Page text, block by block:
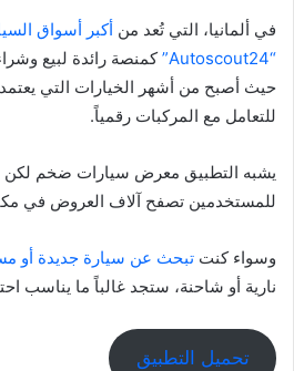
في ألمانيا، التي تُعد من أكبر أسواق
“Autoscout24”
كمنصة رائدة لبيع
حيث أصبح من أشهر الخيارات التي
للتعامل مع المركبات رقمياً.
يشبه التطبيق معرض سيارات ضخم لكن
للمستخدمين تصفح آلاف العروض في
وسواء كنت تبحث عن سيارة جديدة أو
نارية أو شاحنة، ستجد غالباً ما يناسب
تحميل التطبيق